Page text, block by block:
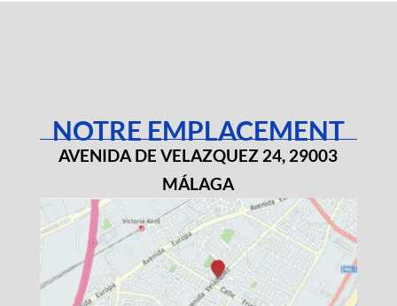
NOTRE EMPLACEMENT
AVENIDA DE VELAZQUEZ 24, 29003
MÁLAGA